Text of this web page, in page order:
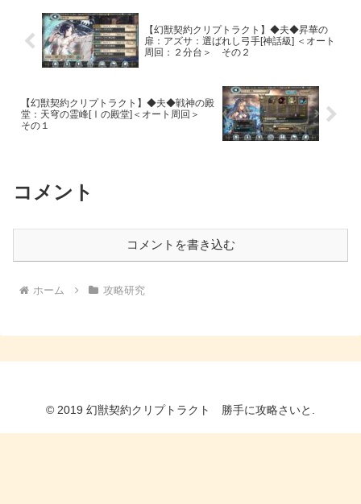
【幻獣契約クリプトラクト】◆夫◆昇華の
扉：アズサ：選ばれし弓手[神話級] ＜オート
周回：２分台＞ その２
【幻獣契約クリプトラクト】◆夫◆戦神の殿
堂：天穹の霊峰[Ⅰの殿堂]＜オート周回＞
その１
コメント
コメントを書き込む
ホーム 攻略研究
© 2019 幻獣契約クリプトラクト 勝手に攻略さいと.